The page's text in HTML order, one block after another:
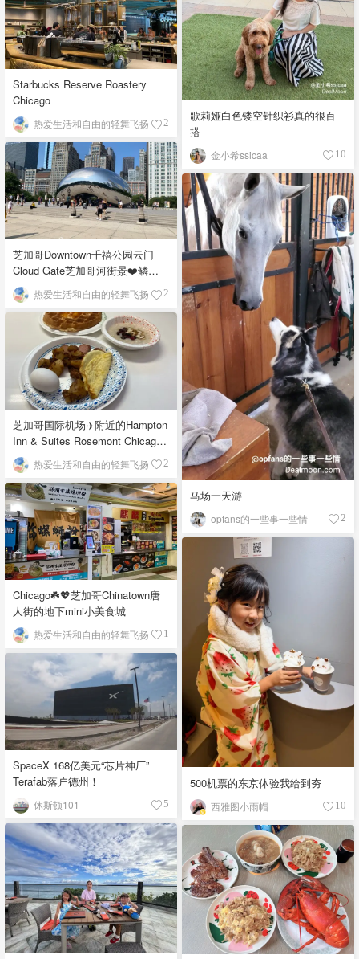
歌莉娅白色镂空针织衫真的很百
搭
金小希ssicaa 10
Starbucks Reserve Roastery
Chicago
热爱生活和自由的轻舞飞扬 2
芝加哥Downtown千禧公园云门
Cloud Gate芝加哥河街景❤️鳞次
栉比的高楼
热爱生活和自由的轻舞飞扬 2
马场一天游
opfans的一些事一些情 2
芝加哥国际机场✈️附近的Hampton
Inn & Suites Rosemont Chicago
O'Hare自助早餐
热爱生活和自由的轻舞飞扬 2
Chicago☘️💖芝加哥Chinatown唐
人街的地下mini小美食城
热爱生活和自由的轻舞飞扬 1
500机票的东京体验我给到夯
西雅图小雨帽 10
SpaceX 168亿美元“芯片神厂”
Terafab落户德州！
休斯顿101 5